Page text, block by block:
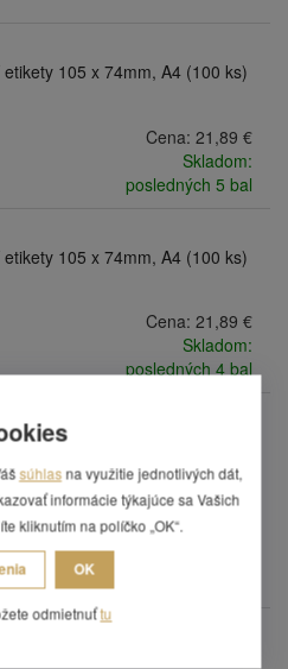
105 x 74mm, A4 (100 ks)
Cena: 21,89 €
Skladom:
posledných 5 bal
105 x 74mm, A4 (100 ks)
Cena: 21,89 €
Skladom:
posledných 4 bal
etikety 66 x 40 mm, A4 (100
na A4: 21 ks ....... Počet listov v
.....
Cena:
súhlas na využitie jednotlivých dát,
informácie týkajúce sa Vašich
kliknutím na políčko „OK“.
OK
odmietnuťtu